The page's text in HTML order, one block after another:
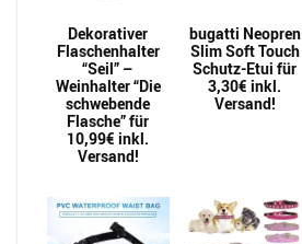
Dekorativer
Flaschenhalter
“Seil” –
Weinhalter “Die
schwebende
Flasche” für
10,99€ inkl.
Versand!
bugatti Neopren
Slim Soft Touch
Schutz-Etui für
3,30€ inkl.
Versand!